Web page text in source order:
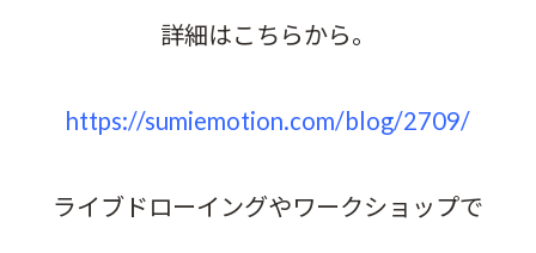
詳細はこちらから。
https://sumiemotion.com/blog/2709/
ライブドローイングやワークショップで